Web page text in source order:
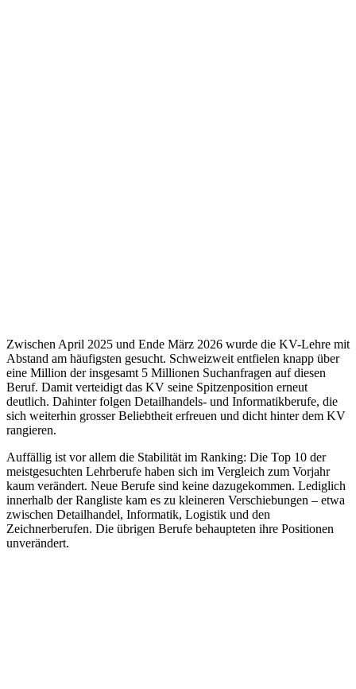
Zwischen April 2025 und Ende März 2026 wurde die KV-Lehre mit
Abstand am häufigsten gesucht. Schweizweit entfielen knapp über
eine Million der insgesamt 5 Millionen Suchanfragen auf diesen
Beruf. Damit verteidigt das KV seine Spitzenposition erneut
deutlich. Dahinter folgen Detailhandels- und Informatikberufe, die
sich weiterhin grosser Beliebtheit erfreuen und dicht hinter dem KV
rangieren.
Auffällig ist vor allem die Stabilität im Ranking: Die Top 10 der
meistgesuchten Lehrberufe haben sich im Vergleich zum Vorjahr
kaum verändert. Neue Berufe sind keine dazugekommen. Lediglich
innerhalb der Rangliste kam es zu kleineren Verschiebungen – etwa
zwischen Detailhandel, Informatik, Logistik und den
Zeichnerberufen. Die übrigen Berufe behaupteten ihre Positionen
unverändert.